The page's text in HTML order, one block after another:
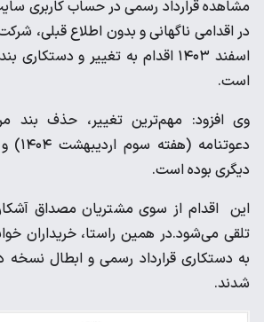
مشاهده قرارداد رسمی در حساب کاربری
در اقدامی ناگهانی و بدون اطلاع قبلی،
اسفند ۱۴۰۳ اقدام به تغییر و
است.
وی افزود: مهم‌ترین تغییر، حذف بند
دیگری بوده است.
این اقدام از سوی مشتریان مصداق
تلقی می‌شود.در همین راستا، خریداران
به دستکاری قرارداد رسمی و ابطال نسخه
شدند.